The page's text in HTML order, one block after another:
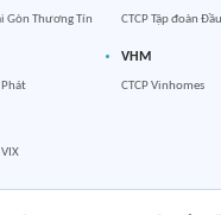
Gòn Thương Tín
CTCP Tập đoàn
Phát
VHM
CTCP Vinhomes